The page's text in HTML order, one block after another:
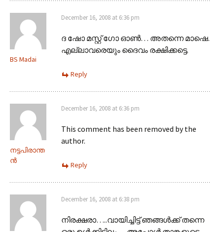
BS Madai
December 16, 2008 at 6:36 pm
ദ ഷോ മസ്റ്റ് ഗോ ഓണ്‍… അതന്നെ മാഷെ.
എല്ലാവരെയും ദൈവം രക്ഷിക്കട്ടെ.
Reply
നട്ടപിരാന്ത
ന്‍
December 16, 2008 at 6:36 pm
This comment has been removed by the
author.
Reply
December 16, 2008 at 6:38 pm
നിരക്ഷരാ‍…..വായിച്ചിട്ട് ഞങ്ങള്‍ക്ക് തന്നെ